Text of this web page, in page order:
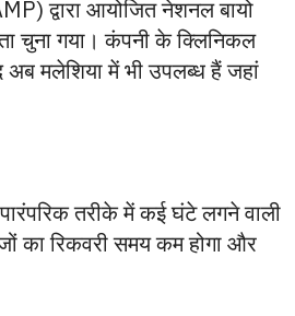
द्वारा आयोजित नेशनल बायो
चुना गया। कंपनी के क्लिनिकल
अब मलेशिया में भी उपलब्ध हैं जहां
तरीके में कई घंटे लगने वाली
का रिकवरी समय कम होगा और